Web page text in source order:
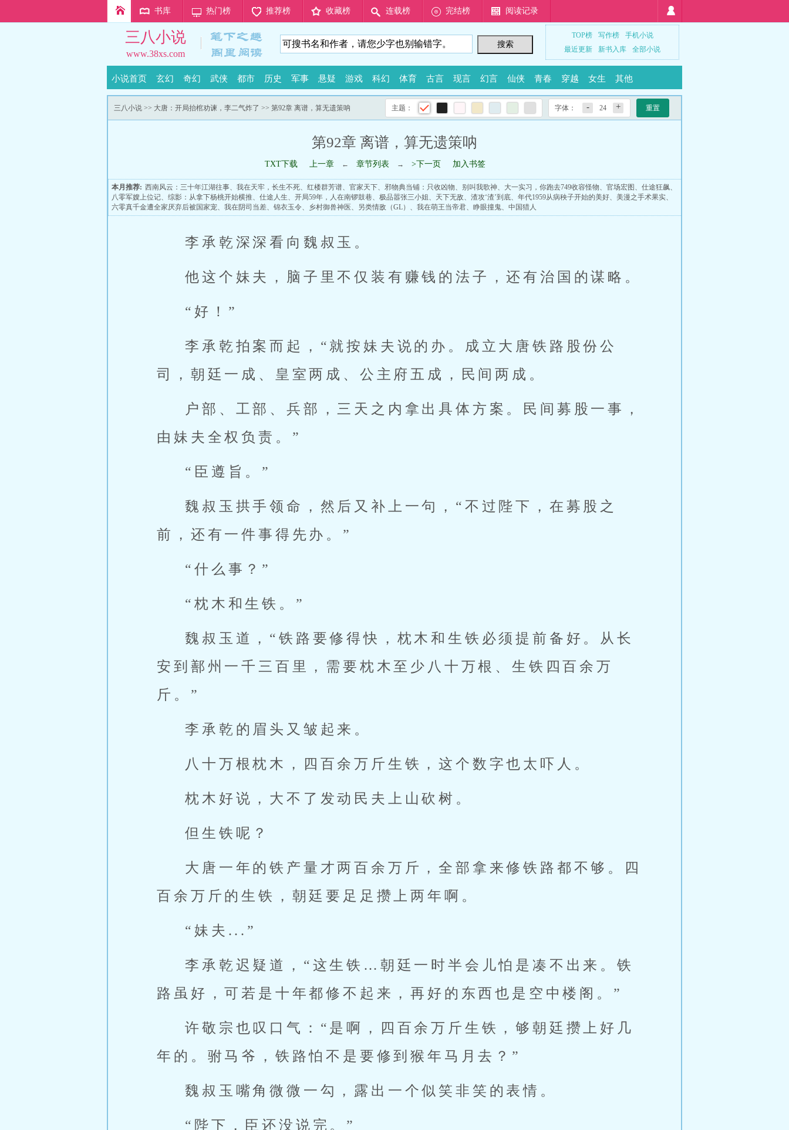
书库 热门榜 推荐榜 收藏榜 连载榜 完结榜 阅读记录
三八小说
www.38xs.com
TOP榜 写作榜
手机小说
最近更新
新书入库 全部小说
小说首页 玄幻 奇幻 武侠 都市 历史 军事 悬疑 游戏 科幻 体育 古言 现言 幻言 仙侠 青春 穿越 女生 其他
三八小说 >> 大唐：开局抬棺劝谏，李二气炸了 >> 第92章 离谱，算无遗策呐 主题： 字体： - 24 + 重置
第92章 离谱，算无遗策呐
TXT下载 上一章 ← 章节列表 → >下一页 加入书签
本月推荐: 西南风云：三十年江湖往事、 我在天牢，长生不死、 红楼群芳谱、 官家天下、 邪物典当铺：只收凶物、 别叫我歌神、 大一实习，你跑去749收容怪物、 官场宏图 、 仕途狂飙、
八零军嫂上位记、 综影：从拿下杨桃开始横推、 仕途人生、 开局59年，人在南锣鼓巷、 极品嚣张三小姐 、 天下无敌、 渣攻‘渣’到底、 年代1959从病秧子开始的美好、 美漫之手术果实、
六零真千金遭全家厌弃后被国家宠、 我在阴司当差、 锦衣玉令、 乡村御兽神医、 另类情敌（GL） 、 我在萌王当帝君、 睁眼撞鬼、 中国猎人
李承乾深深看向魏叔玉。
他这个妹夫，脑子里不仅装有赚钱的法子，还有治国的谋略。
“好！”
李承乾拍案而起，“就按妹夫说的办。成立大唐铁路股份公
司，朝廷一成、皇室两成、公主府五成，民间两成。
户部、工部、兵部，三天之内拿出具体方案。民间募股一事，
由妹夫全权负责。”
“臣遵旨。”
魏叔玉拱手领命，然后又补上一句，“不过陛下，在募股之
前，还有一件事得先办。”
“什么事？”
“枕木和生铁。”
魏叔玉道，“铁路要修得快，枕木和生铁必须提前备好。从长
安到鄯州一千三百里，需要枕木至少八十万根、生铁四百余万
斤。”
李承乾的眉头又皱起来。
八十万根枕木，四百余万斤生铁，这个数字也太吓人。
枕木好说，大不了发动民夫上山砍树。
但生铁呢？
大唐一年的铁产量才两百余万斤，全部拿来修铁路都不够。四
百余万斤的生铁，朝廷要足足攒上两年啊。
“妹夫...”
李承乾迟疑道，“这生铁…朝廷一时半会儿怕是凑不出来。铁
路虽好，可若是十年都修不起来，再好的东西也是空中楼阁。”
许敬宗也叹口气：“是啊，四百余万斤生铁，够朝廷攒上好几
年的。驸马爷，铁路怕不是要修到猴年马月去？”
魏叔玉嘴角微微一勾，露出一个似笑非笑的表情。
“陛下，臣还没说完。”